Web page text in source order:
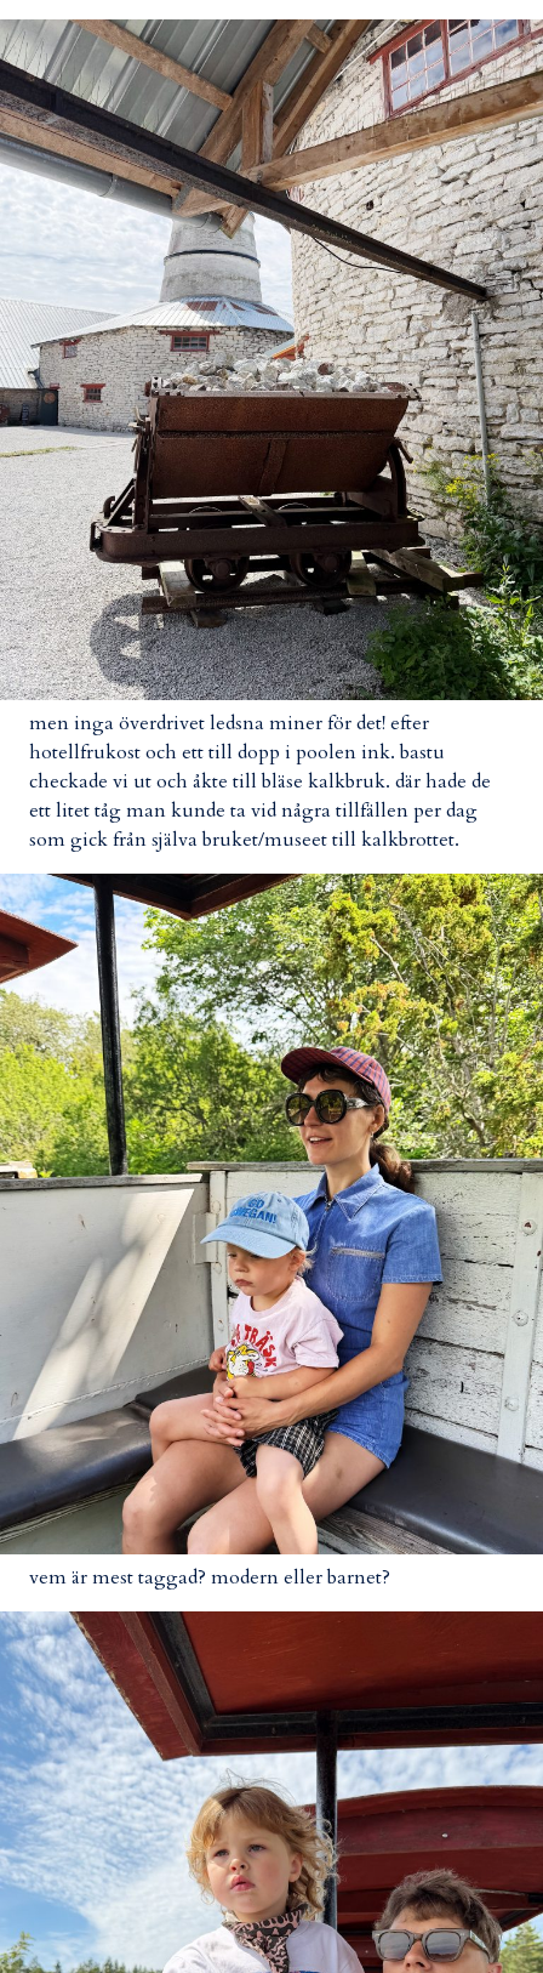
men inga överdrivet ledsna miner för det! efter
hotellfrukost och ett till dopp i poolen ink. bastu
checkade vi ut och åkte till bläse kalkbruk. där hade de
ett litet tåg man kunde ta vid några tillfällen per dag
som gick från själva bruket/museet till kalkbrottet.
vem är mest taggad? modern eller barnet?